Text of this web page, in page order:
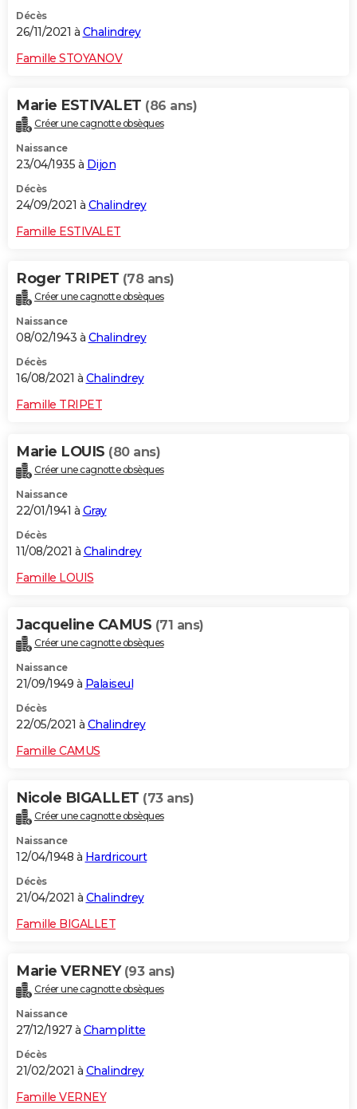
Décès
26/11/2021 à Chalindrey
Famille STOYANOV
Marie ESTIVALET (86 ans)
Créer une cagnotte obsèques
Naissance
23/04/1935 à Dijon
Décès
24/09/2021 à Chalindrey
Famille ESTIVALET
Roger TRIPET (78 ans)
Créer une cagnotte obsèques
Naissance
08/02/1943 à Chalindrey
Décès
16/08/2021 à Chalindrey
Famille TRIPET
Marie LOUIS (80 ans)
Créer une cagnotte obsèques
Naissance
22/01/1941 à Gray
Décès
11/08/2021 à Chalindrey
Famille LOUIS
Jacqueline CAMUS (71 ans)
Créer une cagnotte obsèques
Naissance
21/09/1949 à Palaiseul
Décès
22/05/2021 à Chalindrey
Famille CAMUS
Nicole BIGALLET (73 ans)
Créer une cagnotte obsèques
Naissance
12/04/1948 à Hardricourt
Décès
21/04/2021 à Chalindrey
Famille BIGALLET
Marie VERNEY (93 ans)
Créer une cagnotte obsèques
Naissance
27/12/1927 à Champlitte
Décès
21/02/2021 à Chalindrey
Famille VERNEY